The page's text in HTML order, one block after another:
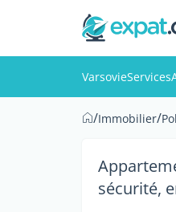
VarsovieServices
/Immobilier/
sécurité,